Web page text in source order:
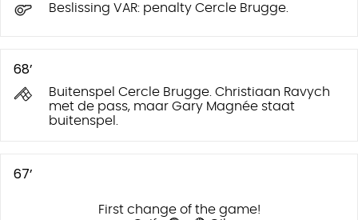
Beslissing VAR: penalty Cercle Brugge.
68’
Buitenspel Cercle Brugge. Christiaan Ravych
met de pass, maar Gary Magnée staat
buitenspel.
67’
First change of the game!